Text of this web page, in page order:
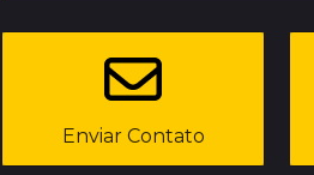
Enviar Contato